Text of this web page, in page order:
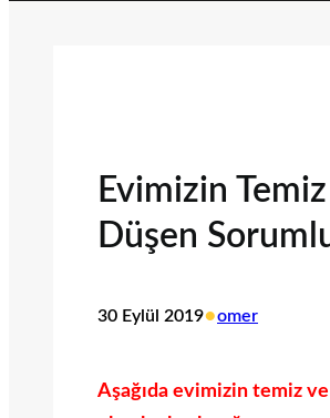
Evimizin
Düşen
30 Eylül 2019•omer
Aşağıda evimizin temiz